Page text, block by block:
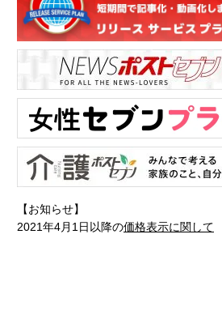
【お知らせ】
2021年4月1日以降の価格表示に関して